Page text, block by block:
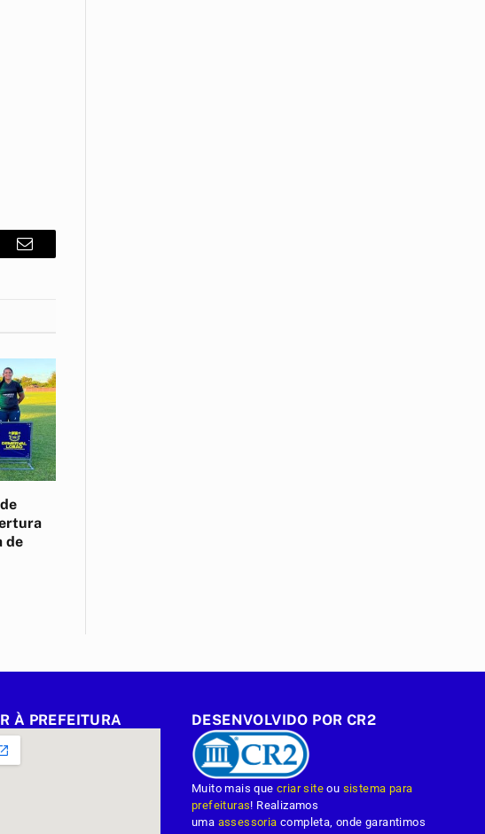
E-
de
À PREFEITURA DESENVOLVIDO POR CR2
Muito mais quecriar site ou sistema para
prefeituras! Realizamos
uma assessoria completa, onde garantimos